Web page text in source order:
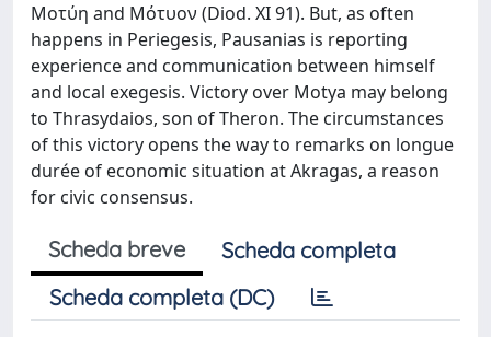
Μοτύη and Μότυον (Diod. XI 91). But, as often
happens in Periegesis, Pausanias is reporting
experience and communication between himself
and local exegesis. Victory over Motya may belong
to Thrasydaios, son of Theron. The circumstances
of this victory opens the way to remarks on longue
durée of economic situation at Akragas, a reason
for civic consensus.
Scheda breve
Scheda completa
Scheda completa (DC)